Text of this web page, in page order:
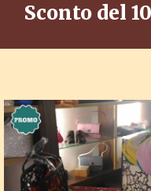
Sconto del